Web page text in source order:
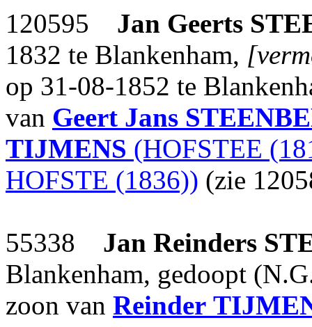
120595 Jan Geerts
1832 te Blankenham,
op 31-08-1852 te
van Geert Jans
TIJMENS (HOFSTEE
HOFSTE (1836)) (zie
55338 Jan Reinders
Blankenham, gedoopt
zoon van Reinder